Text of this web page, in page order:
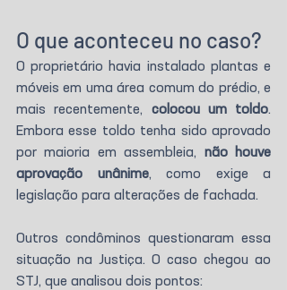
O que aconteceu no caso?
O proprietário havia instalado plantas e
móveis em uma área comum do prédio, e
mais recentemente, colocou um toldo.
Embora esse toldo tenha sido aprovado
por maioria em assembleia, não houve
aprovação unânime, como exige a
legislação para alterações de fachada.
Outros condôminos questionaram essa
situação na Justiça. O caso chegou ao
STJ, que analisou dois pontos: